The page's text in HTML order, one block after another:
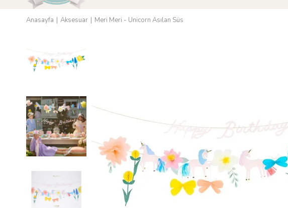
Anasayfa Aksesuar Meri Meri - Unicorn Asılan Süs